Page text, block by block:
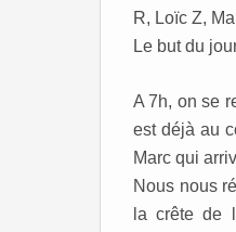
R, Loïc Z,
Le but du
A 7h, on se
est déjà au
Marc qui
Nous nous
la crête de